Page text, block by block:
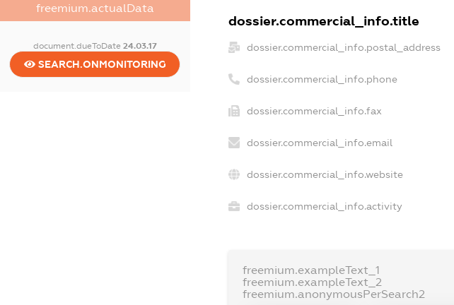
freemium.actualData
document.dueToDate 24.03.17
SEARCH.ONMONITORING
dossier.commercial_info.title
dossier.commercial_info.postal_address
dossier.commercial_info.phone
dossier.commercial_info.fax
dossier.commercial_info.email
dossier.commercial_info.website
dossier.commercial_info.activity
freemium.exampleText_1
freemium.exampleText_2
freemium.anonymousPerSearch2